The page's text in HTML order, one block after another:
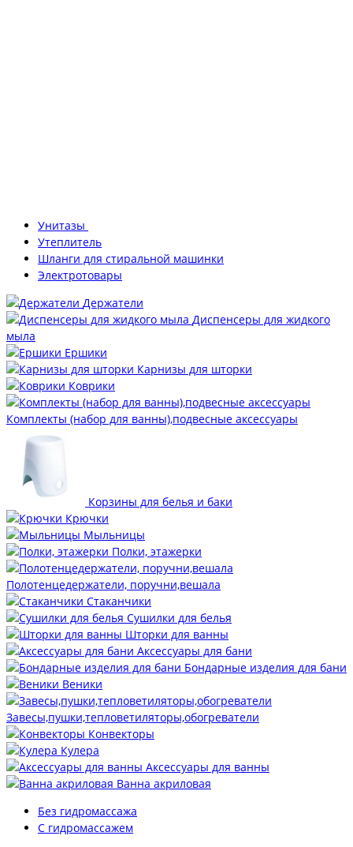
Унитазы
Утеплитель
Шланги для стиральной машинки
Электротовары
Держатели
Диспенсеры для жидкого
мыла
Ершики
Карнизы для шторки
Коврики
Комплекты (набор для ванны),подвесные аксессуары
Корзины для белья и баки
Крючки
Мыльницы
Полки, этажерки
Полотенцедержатели, поручни,вешала
Стаканчики
Сушилки для белья
Шторки для ванны
Аксессуары для бани
Бондарные изделия для бани
Веники
Завесы,пушки,тепловетиляторы,обогреватели
Конвекторы
Кулера
Аксессуары для ванны
Ванна акриловая
Без гидромассажа
С гидромассажем